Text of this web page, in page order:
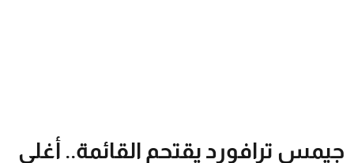
جيمس ترافورد يقتحم القائمة.. أغلى